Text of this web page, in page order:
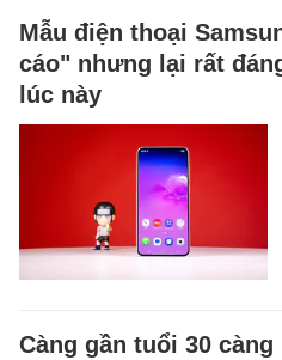
Mẫu điện thoại
cáo" nhưng lại rất
lúc này
Càng gần tuổi 30